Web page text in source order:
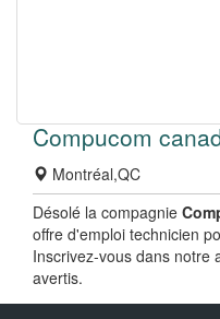
Compucom
Montréal,QC
Désolé la compagnie
offre d'emploi technicien
Inscrivez-vous dans notre
avertis.